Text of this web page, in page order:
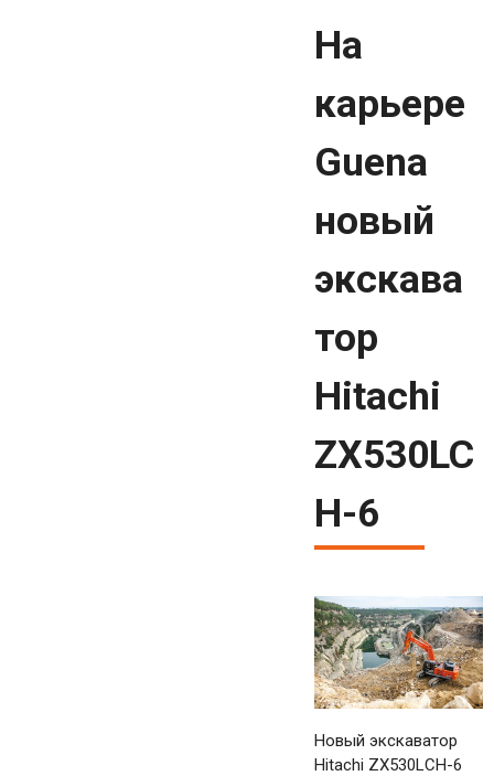
На
карьере
Guena
новый
экскава
тор
Hitachi
ZX530LC
H-6
Новый экскаватор
Hitachi ZX530LCH-6